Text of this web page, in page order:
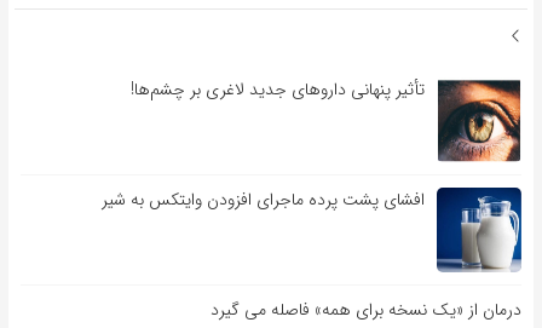
تأثیر پنهانی داروهای جدید لاغری بر چشم‌ها!
افشای پشت پرده ماجرای افزودن وایتکس به شیر
درمان از «یک نسخه برای همه» فاصله می گیرد